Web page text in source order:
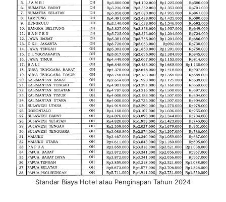
Standar Biaya Hotel atau Penginapan Tahun 2024